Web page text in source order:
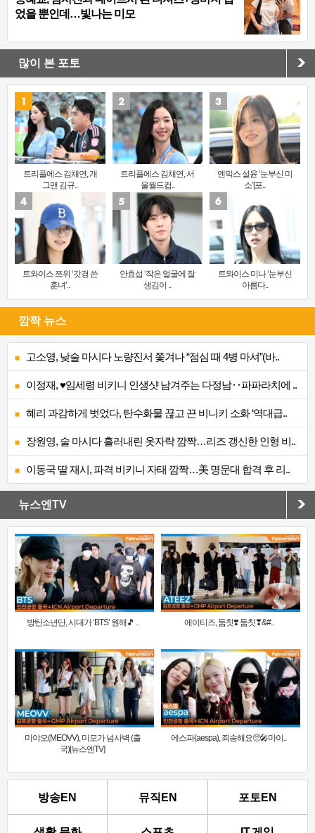
었을 뿐인데…빛나는 미모
많이 본 포토
트리플에스 김채연, 개
그맨 김규..
트리플에스 김채연, 서
울월드컵..
엔믹스 설윤 ‘눈부신 미
소’[포..
트와이스 쯔위 ‘갓경 쓴
훈녀’..
안효섭 ‘작은 얼굴에 잘
생김이 ..
트와이스 미나 ‘눈부신
아름다..
깜짝 뉴스
고소영, 낮술 마시다 노량진서 쫓겨나 “점심 때 4병 마셔”(바..
이정재, ♥임세령 비키니 인생샷 남겨주는 다정남‥파파라치에 ..
혜리 과감하게 벗었다, 탄수화물 끊고 끈 비니키 소화 ‘역대급..
장원영, 술 마시다 흘러내린 옷자락 깜짝…리즈 갱신한 인형 비..
이동국 딸 재시, 파격 비키니 자태 깜짝…美 명문대 합격 후 리..
뉴스엔TV
방탄소년단, 시대가 ‘BTS’ 원해🎵 .. 에이티즈, 둠칫❣️ 둠칫❣&#..
미야오(MEOVV), 미모가 넘사벽 (출
국)[뉴스엔TV]
에스파(aespa), 죄송해요🥺🎤마이..
방송EN 뮤직EN 포토EN